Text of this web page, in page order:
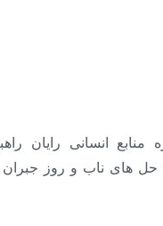
منابع انسانی رایان
حل های ناب و روز